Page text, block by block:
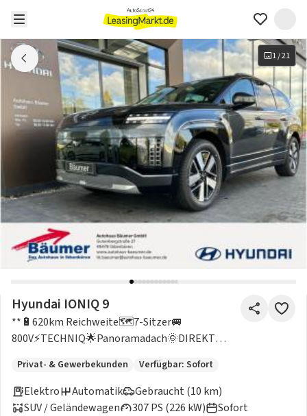
1/21
Hyundai IONIQ 9
**🔋620km Reichweite🗺️7-Sitzer🚐
800V⚡TECHNIQ🌟Panoramadach🌞DIREKT
Privat- & Gewerbekunden Verfügbar: Sofort
Elektro
Gebraucht (10 km)
307 PS (226 kW)
Automatik
SUV / Geländewagen
Sofort